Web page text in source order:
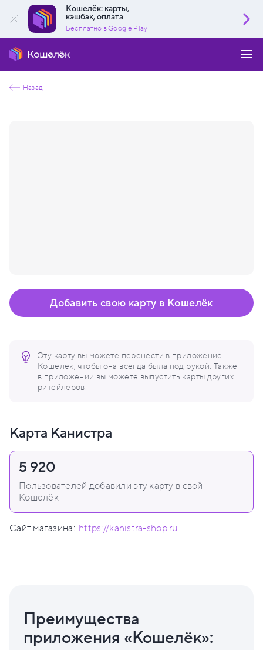
Кошелёк: карты,
кэшбэк, оплата
Бесплатно в Google Play
Назад
Эту карту вы можете перенести в приложение
Кошелёк, чтобы она всегда была под рукой. Также
в приложении вы можете выпустить карты других
ритейлеров.
Добавить свою карту в Кошелёк
Карта Канистра
5 920
Пользователей добавили эту карту в свой
Кошелёк
Сайт магазина: https://kanistra-shop.ru
Преимущества
приложения «Кошелёк»: